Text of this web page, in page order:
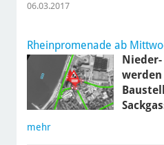
06.03.2017
Rheinpromenade ab
werden
mehr